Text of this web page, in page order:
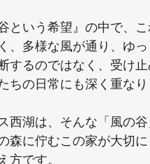
という希望』の中で、
、多様な風が通り、ゆ
するのではなく、受け
ちの日常にも深く重なり
西湖は、そんな「風の
森に佇むこの家が大切
方です。